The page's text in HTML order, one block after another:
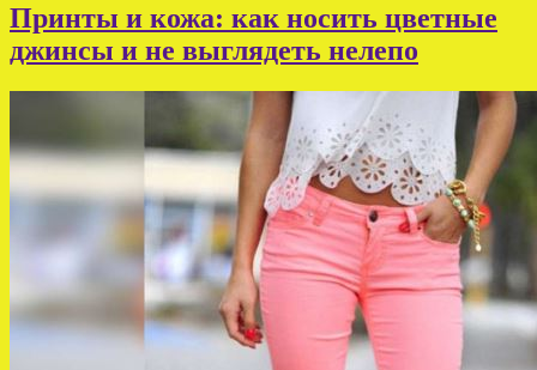
Принты и кожа: как носить цветные
джинсы и не выглядеть нелепо